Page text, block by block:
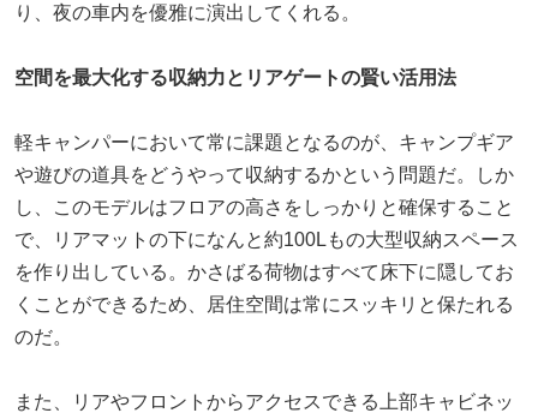
り、夜の車内を優雅に演出してくれる。
空間を最大化する収納力とリアゲートの賢い活用法
軽キャンパーにおいて常に課題となるのが、キャンプギア
や遊びの道具をどうやって収納するかという問題だ。しか
し、このモデルはフロアの高さをしっかりと確保すること
で、リアマットの下になんと約100Lもの大型収納スペース
を作り出している。かさばる荷物はすべて床下に隠してお
くことができるため、居住空間は常にスッキリと保たれる
のだ。
また、リアやフロントからアクセスできる上部キャビネッ